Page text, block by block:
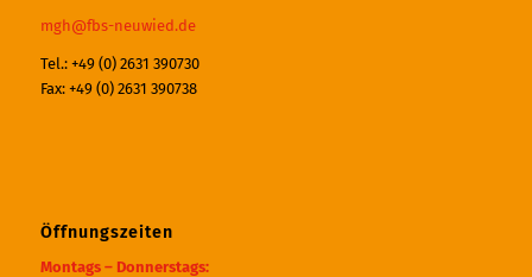
mgh@fbs-neuwied.de
Tel.: +49 (0) 2631 390730
Fax: +49 (0) 2631 390738
Öffnungszeiten
Montags – Donnerstags: